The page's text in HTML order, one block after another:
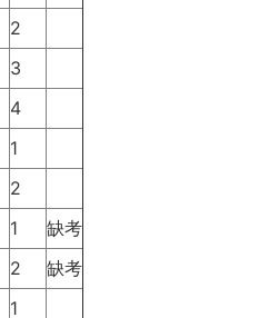
2
3
4
1
2
1
缺考
2
缺考
1